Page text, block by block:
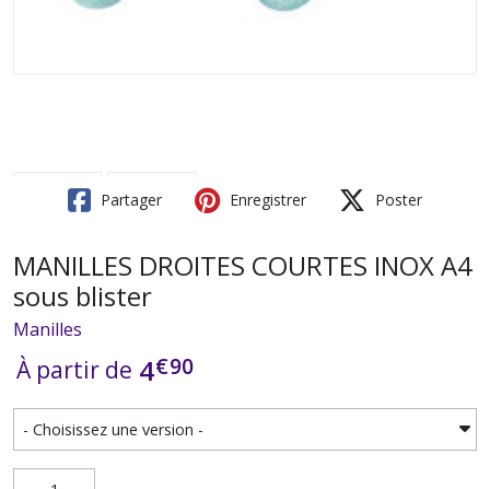
Partager Enregistrer Poster
MANILLES DROITES COURTES INOX A4
sous blister
Manilles
À partir de 4€90